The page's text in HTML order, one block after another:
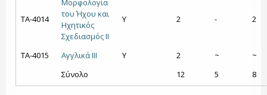
ΤΑ-4014
Μορφολογία
του Ήχου και
Ηχητικός
Σχεδιασμός ΙΙ
Υ 2 - 2
ΤΑ-4015 Αγγλικά ΙΙΙ Υ 2 ~
~
Σύνολο
12 5 8